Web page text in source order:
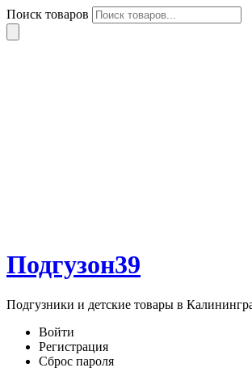
Поиск товаров
Подгузон39
Подгузники и детские товары в
Войти
Регистрация
Сброс пароля